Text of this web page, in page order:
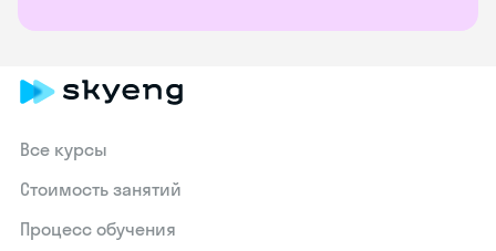
Все курсы
Стоимость занятий
Процесс обучения